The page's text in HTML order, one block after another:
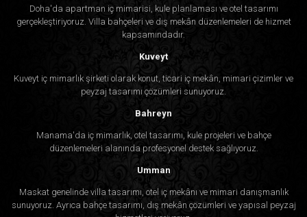
Doha'da apartman iç mimarisi, kule planlaması ve otel tasarımı
gerçekleştiriyoruz. Villa bahçeleri ve dış mekân düzenlemeleri de hizmet
kapsamındadır.
Kuveyt
Kuveyt iç mimarlık şirketi olarak konut, ticari iç mekân, mimari çizimler ve
peyzaj tasarımı çözümleri sunuyoruz.
Bahreyn
Manama'da iç mimarlık, otel tasarımı, kule projeleri ve bahçe
düzenlemeleri alanında profesyonel destek sağlıyoruz.
Umman
Maskat genelinde villa tasarımı, otel iç mekânı ve mimari danışmanlık
sunuyoruz. Ayrıca bahçe tasarımı, dış mekân çözümleri ve yapısal peyzaj